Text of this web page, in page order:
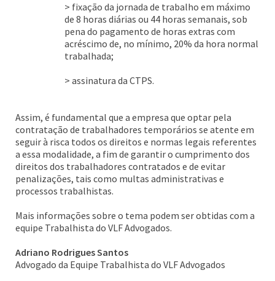
> fixação da jornada de trabalho em máximo
de 8 horas diárias ou 44 horas semanais, sob
pena do pagamento de horas extras com
acréscimo de, no mínimo, 20% da hora normal
trabalhada;
> assinatura da CTPS.
Assim, é fundamental que a empresa que optar pela
contratação de trabalhadores temporários se atente em
seguir à risca todos os direitos e normas legais referentes
a essa modalidade, a fim de garantir o cumprimento dos
direitos dos trabalhadores contratados e de evitar
penalizações, tais como multas administrativas e
processos trabalhistas.
Mais informações sobre o tema podem ser obtidas com a
equipe Trabalhista do VLF Advogados.
Adriano Rodrigues Santos
Advogado da Equipe Trabalhista do VLF Advogados